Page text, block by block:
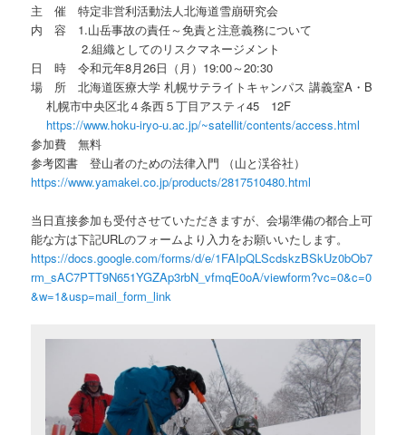
主 催 特定非営利活動法人北海道雪崩研究会
内 容 1.山岳事故の責任～免責と注意義務について
2.組織としてのリスクマネージメント
日 時 令和元年8月26日（月）19:00～20:30
場 所 北海道医療大学 札幌サテライトキャンパス 講義室A・B
札幌市中央区北４条西５丁目アスティ45 12F
https://www.hoku-iryo-u.ac.jp/~satellit/contents/access.html
参加費 無料
参考図書 登山者のための法律入門 （山と渓谷社）
https://www.yamakei.co.jp/products/2817510480.html
当日直接参加も受付させていただきますが、会場準備の都合上可
能な方は下記URLのフォームより入力をお願いいたします。
https://docs.google.com/forms/d/e/1FAIpQLScdskzBSkUz0bOb7
rm_sAC7PTT9N651YGZAp3rbN_vfmqE0oA/viewform?vc=0&c=0
&w=1&usp=mail_form_link